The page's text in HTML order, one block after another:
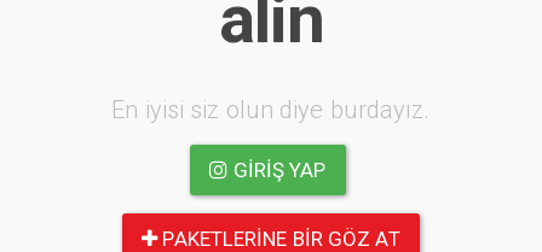
alin
En iyisi siz olun diye burdayız.
GIRIŞ YAP
PAKETLERINE BIR GÖZ AT